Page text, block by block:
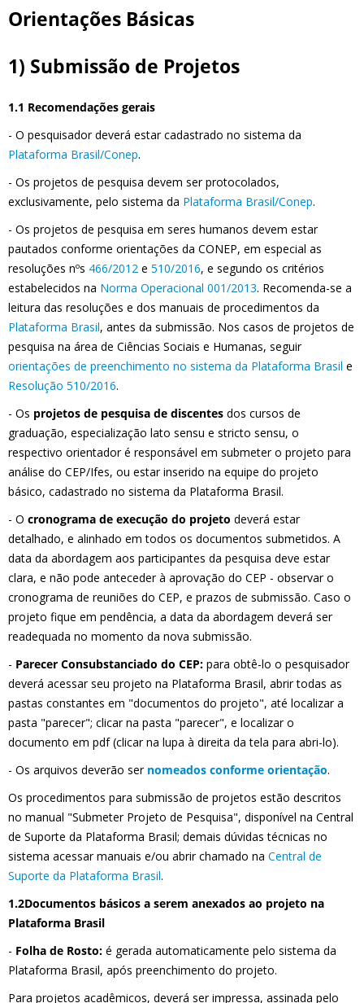
Orientações Básicas
1) Submissão de Projetos
1.1 Recomendações gerais
- O pesquisador deverá estar cadastrado no sistema da
Plataforma Brasil/Conep.
- Os projetos de pesquisa devem ser protocolados,
exclusivamente, pelo sistema da Plataforma Brasil/Conep.
- Os projetos de pesquisa em seres humanos devem estar
pautados conforme orientações da CONEP, em especial as
resoluções nºs 466/2012 e 510/2016, e segundo os critérios
estabelecidos na Norma Operacional 001/2013. Recomenda-se a
leitura das resoluções e dos manuais de procedimentos da
Plataforma Brasil, antes da submissão. Nos casos de projetos de
pesquisa na área de Ciências Sociais e Humanas, seguir
orientações de preenchimento no sistema da Plataforma Brasil e
Resolução 510/2016.
- Os projetos de pesquisa de discentes dos cursos de
graduação, especialização lato sensu e stricto sensu, o
respectivo orientador é responsável em submeter o projeto para
análise do CEP/Ifes, ou estar inserido na equipe do projeto
básico, cadastrado no sistema da Plataforma Brasil.
- O cronograma de execução do projeto deverá estar
detalhado, e alinhado em todos os documentos submetidos. A
data da abordagem aos participantes da pesquisa deve estar
clara, e não pode anteceder à aprovação do CEP - observar o
cronograma de reuniões do CEP, e prazos de submissão. Caso o
projeto fique em pendência, a data da abordagem deverá ser
readequada no momento da nova submissão.
- Parecer Consubstanciado do CEP: para obtê-lo o pesquisador
deverá acessar seu projeto na Plataforma Brasil, abrir todas as
pastas constantes em "documentos do projeto", até localizar a
pasta "parecer"; clicar na pasta "parecer", e localizar o
documento em pdf (clicar na lupa à direita da tela para abri-lo).
- Os arquivos deverão ser nomeados conforme orientação.
Os procedimentos para submissão de projetos estão descritos
no manual "Submeter Projeto de Pesquisa", disponível na Central
de Suporte da Plataforma Brasil; demais dúvidas técnicas no
sistema acessar manuais e/ou abrir chamado na Central de
Suporte da Plataforma Brasil.
1.2Documentos básicos a serem anexados ao projeto na
Plataforma Brasil
- Folha de Rosto: é gerada automaticamente pelo sistema da
Plataforma Brasil, após preenchimento do projeto.
Para projetos acadêmicos, deverá ser impressa, assinada pelo